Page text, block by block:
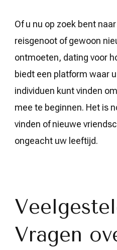
Of u nu op zoek bent
reisgenoot of gewoon
ontmoeten, dating voor
biedt een platform waar
individuen kunt vinden
mee te beginnen. Het is
vinden of nieuwe
ongeacht uw leeftijd.
Vragen